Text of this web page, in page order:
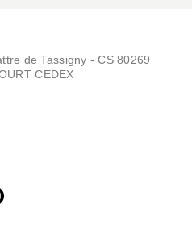
de Tassigny - CS 80269
CEDEX